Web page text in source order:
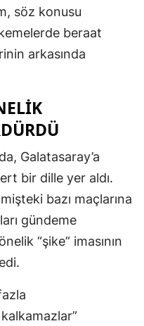
söz konusu
beraat
arkasında
Galatasaray’a
bir dille yer aldı.
bazı maçlarına
gündeme
“şike” imasının